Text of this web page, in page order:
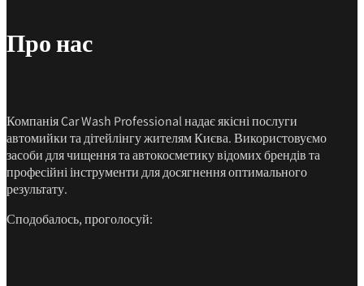
Про нас
Компанія Car Wash Professional надає якісні послуги
автомийки та дітейлінгу жителям Києва. Використовуємо
засоби для чищення та автокосметику відомих брендів та
професійні інструменти для досягнення оптимального
результату.
Сподобалось, проголосуй: